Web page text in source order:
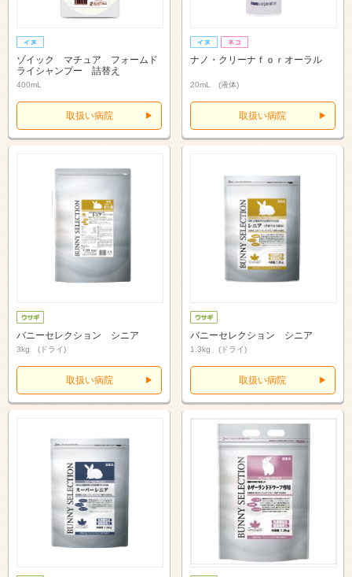
ゾイック マチュア フォームド
ライシャンプー 詰替え
400mL
取扱い病院
ナノ・クリーナｆｏｒオーラル
20mL (液体)
取扱い病院
バニーセレクション シニア
3kg (ドライ)
取扱い病院
バニーセレクション シニア
1.3kg (ドライ)
取扱い病院